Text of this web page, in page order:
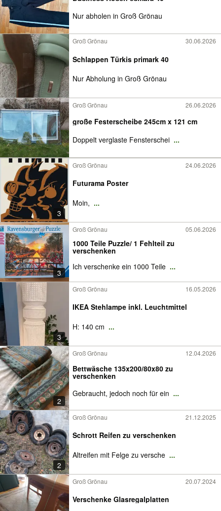
Nur abholen in Groß Grönau
Groß Grönau 30.06.2026
Schlappen Türkis primark 40
Nur Abholung in Groß Grönau
Groß Grönau 26.06.2026
große Festerscheibe 245cm x 121 cm
Doppelt verglaste Fensterschei ...
3
Groß Grönau 24.06.2026
Futurama Poster
Moin, ...
3
Groß Grönau 05.06.2026
1000 Teile Puzzle/ 1 Fehlteil zu
verschenken
Ich verschenke ein 1000 Teile ...
3
Groß Grönau 16.05.2026
IKEA Stehlampe inkl. Leuchtmittel
H: 140 cm ...
2
Groß Grönau 12.04.2026
Bettwäsche 135x200/80x80 zu
verschenken
Gebraucht, jedoch noch für ein ...
2
Groß Grönau 21.12.2025
Schrott Reifen zu verschenken
Altreifen mit Felge zu versche ...
Groß Grönau 20.07.2024
Verschenke Glasregalplatten